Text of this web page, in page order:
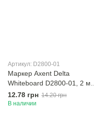
Артикул: D2800-01
Маркер Axent Delta
Whiteboard D2800-01, 2 мм,
круглый чёрный
12.78 грн 14.20 грн
В наличии